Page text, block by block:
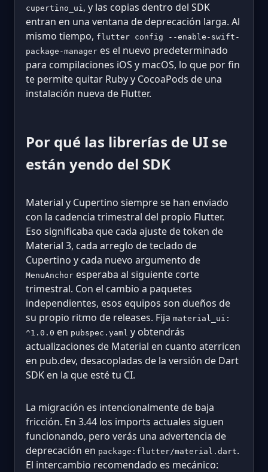
cupertino_ui, y las copias dentro del SDK
entran en una ventana de deprecación larga. Al
mismo tiempo, flutter config --enable-swift-
package-manager es el nuevo predeterminado
para compilaciones iOS y macOS, lo que por fin
te permite quitar Ruby y CocoaPods de una
instalación nueva de Flutter.
Por qué las librerías de UI se
están yendo del SDK
Material y Cupertino siempre se han enviado
con la cadencia trimestral del propio Flutter.
Eso significaba que cada ajuste de token de
Material 3, cada arreglo de teclado de
Cupertino y cada nuevo argumento de
MenuAnchor esperaba al siguiente corte
trimestral. Con el cambio a paquetes
independientes, esos equipos son dueños de
su propio ritmo de releases. Fija material_ui:
^1.0.0 en pubspec.yaml y obtendrás
actualizaciones de Material en cuanto aterricen
en pub.dev, desacopladas de la versión de Dart
SDK en la que esté tu CI.
La migración es intencionalmente de baja
fricción. En 3.44 los imports actuales siguen
funcionando, pero verás una advertencia de
deprecación en package:flutter/material.dart.
El intercambio recomendado es mecánico: